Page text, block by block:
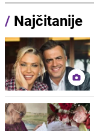
/ Najčitanije